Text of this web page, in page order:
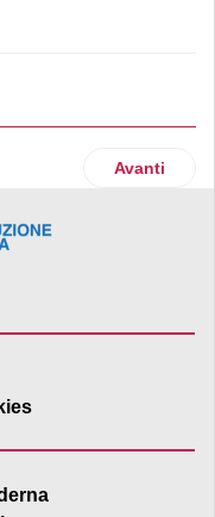
Articolo
Avanti